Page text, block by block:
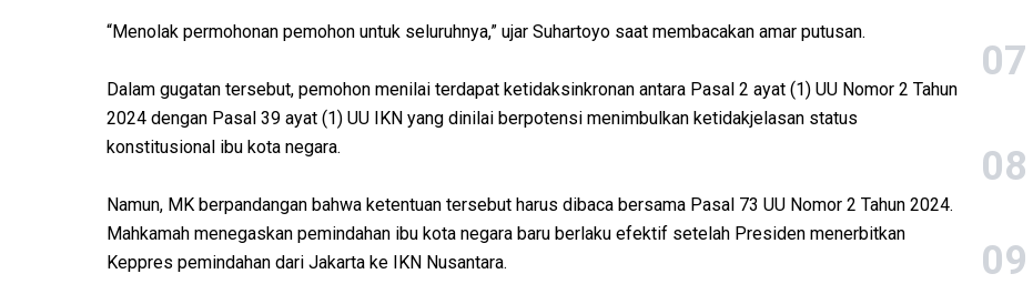
“Menolak permohonan pemohon untuk seluruhnya,” ujar Suhartoyo saat membacakan amar putusan.
Dalam gugatan tersebut, pemohon menilai terdapat ketidaksinkronan antara Pasal 2 ayat (1) UU Nomor 2 Tahun
2024 dengan Pasal 39 ayat (1) UU IKN yang dinilai berpotensi menimbulkan ketidakjelasan status
konstitusional ibu kota negara.
Namun, MK berpandangan bahwa ketentuan tersebut harus dibaca bersama Pasal 73 UU Nomor 2 Tahun 2024.
Mahkamah menegaskan pemindahan ibu kota negara baru berlaku efektif setelah Presiden menerbitkan
Keppres pemindahan dari Jakarta ke IKN Nusantara.
07
08
09